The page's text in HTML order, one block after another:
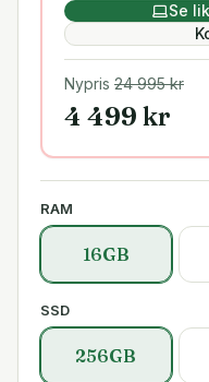
Se
Nypris 24 995kr
4 499 kr
RAM
16GB
SSD
256GB